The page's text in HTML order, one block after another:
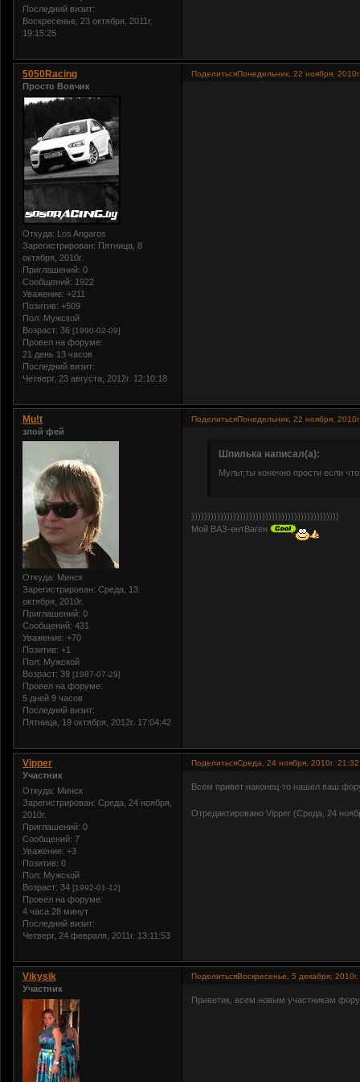
Последний визит:
Воскресенье, 23 октября, 2011г.
19:15:25
ПоделитьсяПонедельник, 22 ноября,
5050Racing
Просто Вовчик
Откуда: Los Angaros
Зарегистрирован: Пятница, 8
октября, 2010г.
Приглашений: 0
Сообщений: 1922
Уважение: +211
Позитив: +509
Пол: Мужской
Возраст: 36 [1990-02-09]
Провел на форуме:
21 день 13 часов
Последний визит:
Четверг, 23 августа, 2012г. 12:10:18
ПоделитьсяПонедельник, 22 ноября,
Mu!t
злой фей
Откуда: Минск
Зарегистрирован: Среда, 13
октября, 2010г.
Приглашений: 0
Сообщений: 431
Уважение: +70
Позитив: +1
Пол: Мужской
Возраст: 39 [1987-07-29]
Провел на форуме:
5 дней 9 часов
Последний визит:
Пятница, 19 октября, 2012г. 17:04:42
Шпилька написал(а):
Мульт,ты конечно прости если
))))))))))))))))))))))))))))))))))))))))))))))
Мой ВАЗ-ентВаген
ПоделитьсяСреда, 24 ноября, 2010г.
Vipper
Участник
Откуда: Минск
Зарегистрирован: Среда, 24 ноября,
2010г.
Приглашений: 0
Сообщений: 7
Уважение: +3
Позитив: 0
Пол: Мужской
Возраст: 34 [1992-01-12]
Провел на форуме:
4 часа 28 минут
Последний визит:
Четверг, 24 февраля, 2011г. 13:11:53
Всем привет наконец-то нашел ваш
Отредактировано Vipper (Среда, 24
ПоделитьсяВоскресенье, 5 декабря,
Vikysik
Участник
Приветик, всем новым участникам